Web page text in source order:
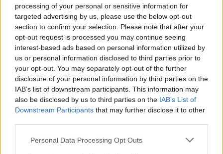
processing of your personal or sensitive information for
targeted advertising by us, please use the below opt-out
section to confirm your selection. Please note that after your
opt-out request is processed you may continue seeing
interest-based ads based on personal information utilized by
us or personal information disclosed to third parties prior to
your opt-out. You may separately opt-out of the further
disclosure of your personal information by third parties on the
IAB’s list of downstream participants. This information may
also be disclosed by us to third parties on the IAB’s List of
Downstream Participants that may further disclose it to other
Please note that this website/app uses one or more Google
Personal Data Processing Opt Outs
ΚΟΣΜΟΣ
Κοινή αμυντική συμφωνία υπέγραψαν Τουρκία,
Σαουδική Αραβία και Πακιστάν
7/08/2026 - 4:22μμ